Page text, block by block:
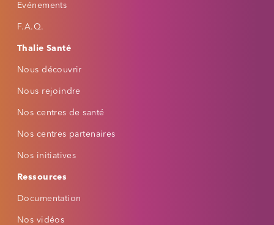
Evénements
F.A.Q.
Thalie Santé
Nous découvrir
Nous rejoindre
Nos centres de santé
Nos centres partenaires
Nos initiatives
Ressources
Documentation
Nos vidéos
Taille du texte
−
Famille de police
Casse du texte
AIDE À LA LECTURE
Interligne
Espacement des mots